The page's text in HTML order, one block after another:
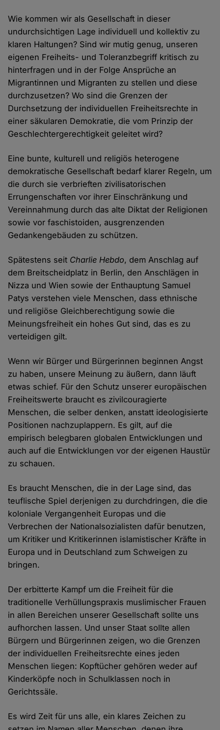
Wie kommen wir als Gesellschaft in dieser
undurchsichtigen Lage individuell und kollektiv zu
klaren Haltungen? Sind wir mutig genug, unseren
eigenen Freiheits- und Toleranzbegriff kritisch zu
hinterfragen und in der Folge Ansprüche an
Migrantinnen und Migranten zu stellen und diese
durchzusetzen? Wo sind die Grenzen der
Durchsetzung der individuellen Freiheitsrechte in
einer säkularen Demokratie, die vom Prinzip der
Geschlechtergerechtigkeit geleitet wird?
Eine bunte, kulturell und religiös heterogene
demokratische Gesellschaft bedarf klarer Regeln, um
die durch sie verbrieften zivilisatorischen
Errungenschaften vor ihrer Einschränkung und
Vereinnahmung durch das alte Diktat der Religionen
sowie vor faschistoiden, ausgrenzenden
Gedankengebäuden zu schützen.
Spätestens seit Charlie Hebdo, dem Anschlag auf
dem Breitscheidplatz in Berlin, den Anschlägen in
Nizza und Wien sowie der Enthauptung Samuel
Patys verstehen viele Menschen, dass ethnische
und religiöse Gleichberechtigung sowie die
Meinungsfreiheit ein hohes Gut sind, das es zu
verteidigen gilt.
Wenn wir Bürger und Bürgerinnen beginnen Angst
zu haben, unsere Meinung zu äußern, dann läuft
etwas schief. Für den Schutz unserer europäischen
Freiheitswerte braucht es zivilcouragierte
Menschen, die selber denken, anstatt ideologisierte
Positionen nachzuplappern. Es gilt, auf die
empirisch belegbaren globalen Entwicklungen und
auch auf die Entwicklungen vor der eigenen Haustür
zu schauen.
Es braucht Menschen, die in der Lage sind, das
teuflische Spiel derjenigen zu durchdringen, die die
koloniale Vergangenheit Europas und die
Verbrechen der Nationalsozialisten dafür benutzen,
um Kritiker und Kritikerinnen islamistischer Kräfte in
Europa und in Deutschland zum Schweigen zu
bringen.
Der erbitterte Kampf um die Freiheit für die
traditionelle Verhüllungspraxis muslimischer Frauen
in allen Bereichen unserer Gesellschaft sollte uns
aufhorchen lassen. Und unser Staat sollte allen
Bürgern und Bürgerinnen zeigen, wo die Grenzen
der individuellen Freiheitsrechte eines jeden
Menschen liegen: Kopftücher gehören weder auf
Kinderköpfe noch in Schulklassen noch in
Gerichtssäle.
Es wird Zeit für uns alle, ein klares Zeichen zu